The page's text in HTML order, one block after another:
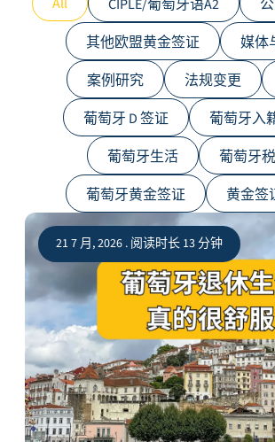
CIPLE/葡萄牙语A2
其他欧盟黄金签证
媒体
案例研究
法规变更
葡萄牙 D 签证
葡萄牙入
葡萄牙生活
葡萄牙
葡萄牙黄金签证
黄金签
21 7 月, 2026 . 阅读时长 13 分钟